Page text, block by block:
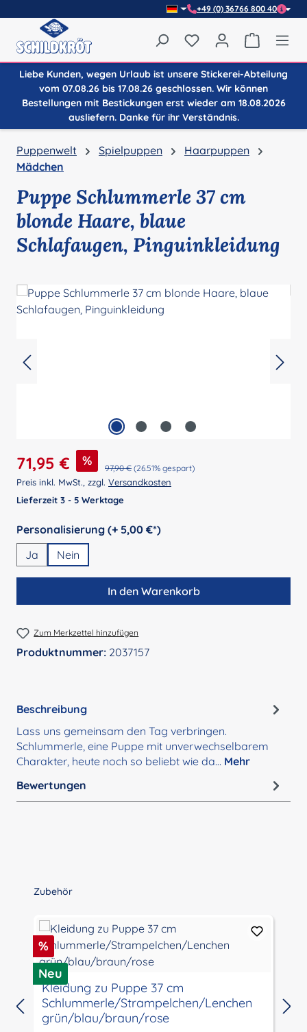
+49 (0) 36766 800 40
Du hast 0 Produkte
Liebe Kunden, wegen Urlaub ist unsere Stickerei-Abteilung
vom 07.08.26 bis 17.08.26 geschlossen. Wir können
Bestellungen mit Bestickungen erst wieder am 18.08.2026
ausliefern. Danke für ihr Verständnis.
Puppenwelt Spielpuppen
Haarpuppen
Mädchen
Puppe Schlummerle 37 cm
blonde Haare, blaue
Schlafaugen, Pinguinkleidung
Verkaufspreis:
71,95 € % Regulärer Preis:
97,90 € (26.51% gespart)
Preis inkl. MwSt., zzgl. Versandkosten
Lieferzeit 3 - 5 Werktage
Personalisierung (+ 5,00 €*)auswählen
Ja
Nein
In den Warenkorb
Zum Merkzettel hinzufügen
Produktnummer: 2037157
Beschreibung
Lass uns gemeinsam den Tag verbringen.
Schlummerle, eine Puppe mit unverwechselbarem
Charakter, heute noch so beliebt wie da… Mehr
Bewertungen
Produktgalerie überspringen
Zubehör
Rabatt
%
Neu
Kleidung zu Puppe 37 cm
Schlummerle/Strampelchen/Lenchen
grün/blau/braun/rose